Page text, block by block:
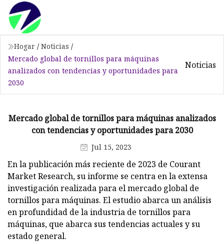
Hogar / Noticias /
Mercado global de tornillos para máquinas
analizados con tendencias y oportunidades para
2030
Noticias
Mercado global de tornillos para máquinas analizados
con tendencias y oportunidades para 2030
Jul 15, 2023
En la publicación más reciente de 2023 de Courant
Market Research, su informe se centra en la extensa
investigación realizada para el mercado global de
tornillos para máquinas. El estudio abarca un análisis
en profundidad de la industria de tornillos para
máquinas, que abarca sus tendencias actuales y su
estado general.